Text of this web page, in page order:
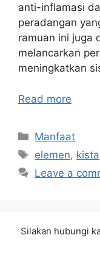
anti-inflamasi
peradangan
ramuan ini juga
melancarkan
meningkatkan
Read more
Categories
Manfaat
Tags
elemen, kista
Leave a
Silakan hubungi